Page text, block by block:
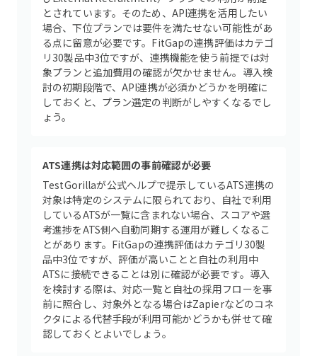
とされています。そのため、API連携を活用したい
場合、下位プランでは要件を満たせない可能性があ
る点に留意が必要です。FitGapの連携評価はカテゴ
リ30製品中3位ですが、連携機能を使う前提では対
象プランと追加費用の確認が欠かせません。導入検
討の初期段階で、API連携が必須かどうかを明確に
しておくと、プラン選定の判断がしやすくなるでし
ょう。
ATS連携は対応範囲の事前確認が必要
TestGorillaが公式ヘルプで提示しているATS連携の
対象は特定のシステムに限られており、自社で利用
しているATSが一覧に含まれない場合、スコアや選
考進捗をATS側へ自動同期する運用が難しくなるこ
とがあります。FitGapの連携評価はカテゴリ30製
品中3位ですが、評価が高いことと自社の利用中
ATSに接続できることは別に確認が必要です。導入
を検討する際は、対応一覧と自社の採用フローを事
前に照合し、対象外となる場合はZapierなどのコネ
クタによる代替手段が利用可能かどうかも併せて確
認しておくとよいでしょう。